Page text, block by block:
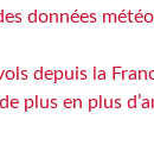
données
depuis la
plus en plus